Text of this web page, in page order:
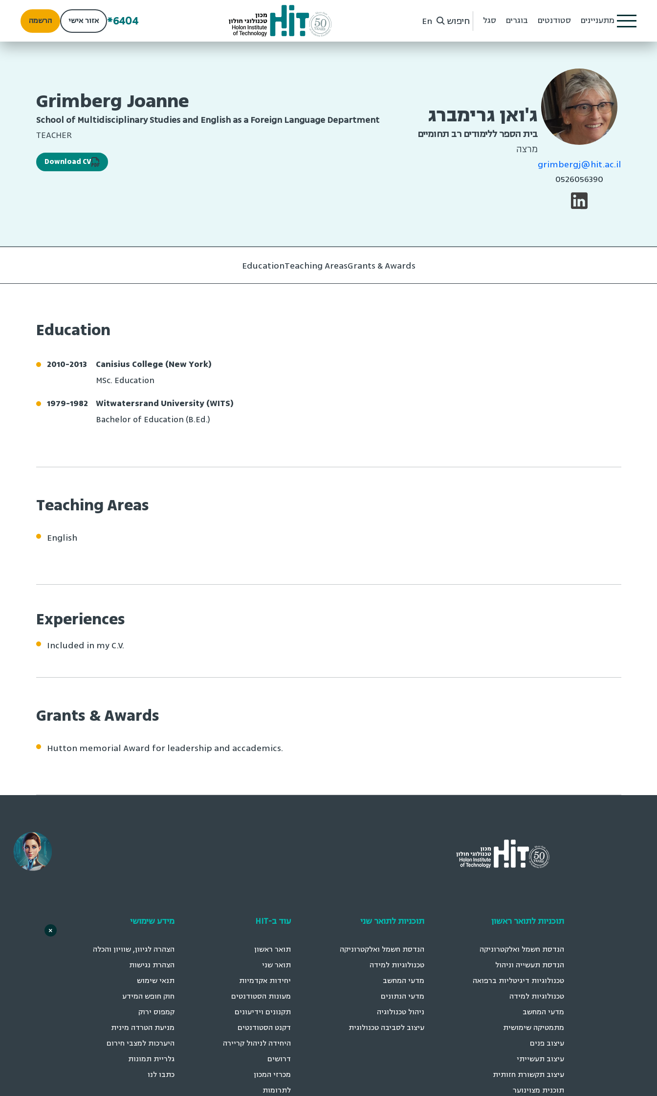
מתעניינים סטודנטים בוגרים סגל חיפוש En
*6404 אזור אישי הרשמה
grimbergj@hit.ac.il
0526056390
ג'ואן גרימברג
בית הספר ללימודים רב תחומיים
מרצה
Grimberg Joanne
School of Multidisciplinary Studies and English as a Foreign Language Department
TEACHER
Download CV
EducationTeaching AreasGrants & Awards
Education
2010-2013
Canisius College (New York)
MSc. Education
1979-1982
Witwatersrand University (WITS)
Bachelor of Education (B.Ed.)
Teaching Areas
English
Experiences
Included in my C.V.
Grants & Awards
Hutton memorial Award for leadership and accademics.
תוכניות לתואר ראשון
הנדסת חשמל ואלקטרוניקה
הנדסת תעשייה וניהול
טכנולוגיות דיגיטליות ברפואה
טכנולוגיות למידה
מדעי המחשב
מתמטיקה שימושית
עיצוב פנים
עיצוב תעשייתי
עיצוב תקשורת חזותית
תוכנית מצוינוער
תוכניות לתואר שני
הנדסת חשמל ואלקטרוניקה
טכנולוגיות למידה
מדעי המחשב
מדעי הנתונים
ניהול טכנולוגיה
עיצוב לסביבה טכנולוגית
עוד ב-HIT
תואר ראשון
תואר שני
יחידות אקדמיות
מעונות הסטודנטים
תקנונים וידיעונים
דקנט הסטודנטים
היחידה לניהול קריירה
דרושים
מכרזי המכון
לתרומות
מידע שימושי
הצהרה לגיוון, שוויון והכלה
הצהרת נגישות
תנאי שימוש
חוק חופש המידע
קמפוס ירוק
מניעת הטרדה מינית
היערכות למצבי חירום
גלריית תמונות
כתבו לנו
×